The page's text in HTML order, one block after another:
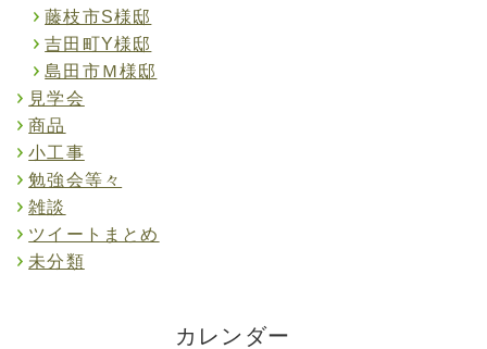
藤枝市S様邸
吉田町Y様邸
島田市Ｍ様邸
見学会
商品
小工事
勉強会等々
雑談
ツイートまとめ
未分類
カレンダー